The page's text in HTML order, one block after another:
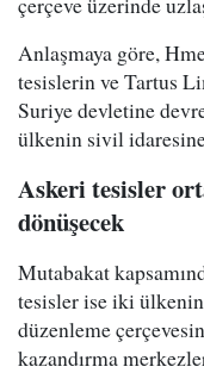
Anlaşmaya göre,
tesislerin ve Tartus
Suriye devletine
ülkenin sivil
Askeri tesisler
dönüşecek
Mutabakat
tesisler ise iki
düzenleme
kazandırma